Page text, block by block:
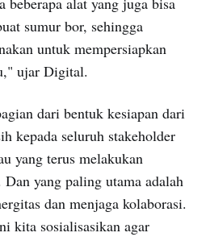
sumur bor, sehingga
untuk mempersiapkan
ujar Digital.
dari bentuk kesiapan dari
kepada seluruh stakeholder
yang terus melakukan
Dan yang paling utama adalah
dan menjaga kolaborasi.
kita sosialisasikan agar